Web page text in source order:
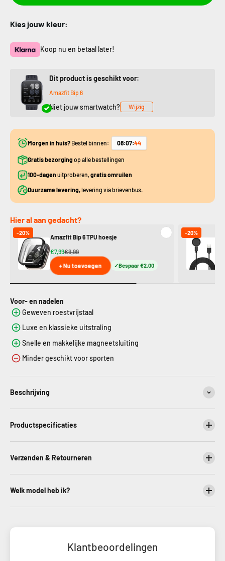
Kies jouw kleur:
Koop nu en betaal later!
Dit product is geschikt voor:
Amazfit Bip 6
Niet jouw smartwatch? Wijzig
Morgen in huis? Bestel binnen: 08:07:43
Gratis bezorging op alle bestellingen
100-dagen uitproberen,gratis omruilen
Duurzame levering,levering via brievenbus.
Hier al aan gedacht?
-20%
Amazfit Bip 6 TPU hoesje
€7,99€9,99
+ Nu toevoegen Bespaar €2,00
-20%
Voor- en nadelen
Geweven roestvrijstaal
Luxe en klassieke uitstraling
Snelle en makkelijke magneetsluiting
Minder geschikt voor sporten
Beschrijving
Productspecificaties
Verzenden & Retourneren
Welk model heb ik?
Klantbeoordelingen